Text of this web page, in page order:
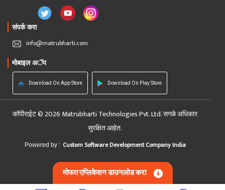
संपर्क करा
info@matrubharti.com
मोबाइल अॅप
Download On App Store Download On Play Store
कॉपीराईट © 2026 Matrubharti Technologies Pvt. Ltd. सगळे अधिकार
सुरक्षित आहेत.
Powered by : Custom Software Development Company India
मोफत एप्लिकेशन डाउनलोड करा